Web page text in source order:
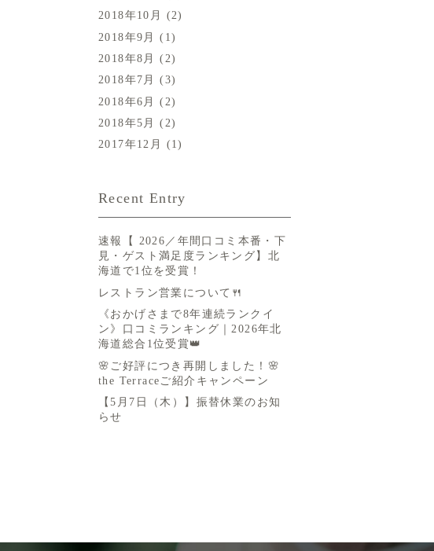
2018年10月
(2)
2018年9月
(1)
2018年8月
(2)
2018年7月
(3)
2018年6月
(2)
2018年5月
(2)
2017年12月
(1)
Recent Entry
速報【 2026／年間口コミ本番・下
見・ゲスト満足度ランキング】北
海道で1位を受賞！
レストラン営業について🍴
《おかげさまで8年連続ランクイ
ン》口コミランキング｜2026年北
海道総合1位受賞👑
🌸ご好評につき再開しました！🌸
the Terraceご紹介キャンペーン
【5月7日（木）】振替休業のお知
らせ